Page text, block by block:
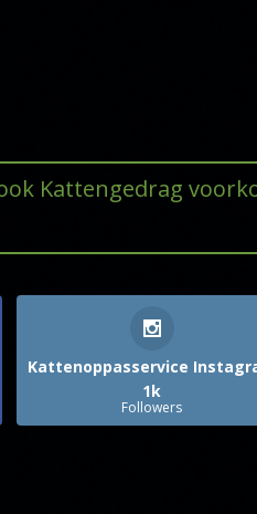
Kattengedrag
Kattenoppasservice
1k
Followers